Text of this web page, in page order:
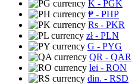
K - PGK
₱ - PHP
Rs - PKR
zł- PLN
G - PYG
QR - QAR
lei - RON
din. - RSD